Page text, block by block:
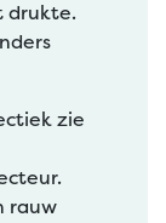
drukte.
zie
rauw